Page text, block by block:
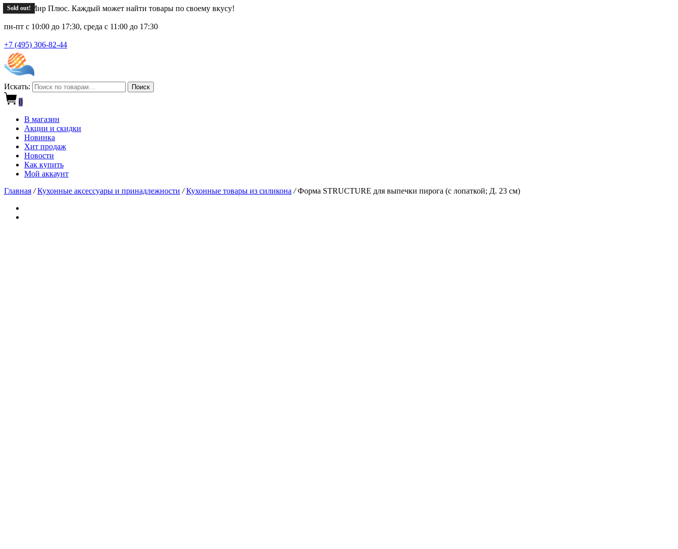
Новый Мир Плюс. Каждый может найти товары по своему вкусу!
пн-пт с 10:00 до 17:30, среда с 11:00 до 17:30
+7 (495) 306-82-44
Искать: Поиск
0
В магазин
Акции и скидки
Новинка
Хит продаж
Новости
Как купить
Мой аккаунт
Главная / Кухонные аксессуары и принадлежности / Кухонные товары из силикона /Форма STRUCTURE для выпечки пирога (с лопаткой; Д. 23 см)
Sold out!